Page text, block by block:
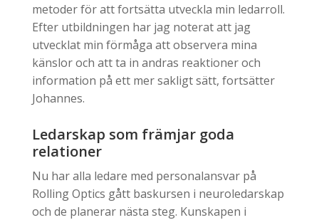
metoder för att fortsätta utveckla min ledarroll.
Efter utbildningen har jag noterat att jag
utvecklat min förmåga att observera mina
känslor och att ta in andras reaktioner och
information på ett mer sakligt sätt, fortsätter
Johannes.
Ledarskap som främjar goda
relationer
Nu har alla ledare med personalansvar på
Rolling Optics gått baskursen i neuroledarskap
och de planerar nästa steg. Kunskapen i